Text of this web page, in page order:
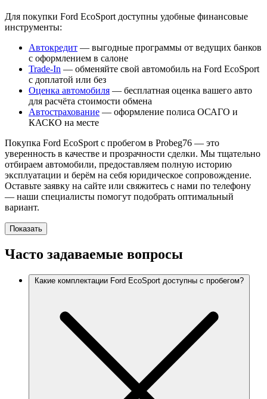
Для покупки Ford EcoSport доступны удобные финансовые
инструменты:
Автокредит — выгодные программы от ведущих банков
с оформлением в салоне
Trade-In — обменяйте свой автомобиль на Ford EcoSport
с доплатой или без
Оценка автомобиля — бесплатная оценка вашего авто
для расчёта стоимости обмена
Автострахование — оформление полиса ОСАГО и
КАСКО на месте
Покупка Ford EcoSport с пробегом в Probeg76 — это
уверенность в качестве и прозрачности сделки. Мы тщательно
отбираем автомобили, предоставляем полную историю
эксплуатации и берём на себя юридическое сопровождение.
Оставьте заявку на сайте или свяжитесь с нами по телефону
— наши специалисты помогут подобрать оптимальный
вариант.
Показать
Часто задаваемые вопросы
Какие комплектации Ford EcoSport доступны с пробегом?